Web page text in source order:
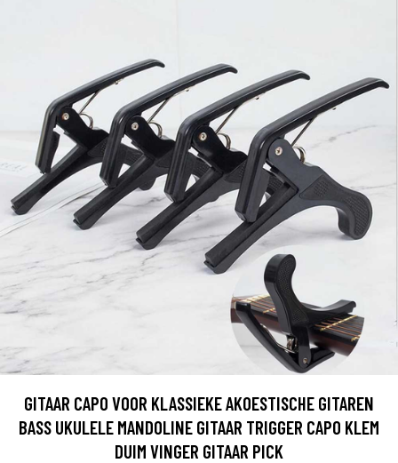
GITAAR CAPO VOOR KLASSIEKE AKOESTISCHE GITAREN
BASS UKULELE MANDOLINE GITAAR TRIGGER CAPO KLEM
DUIM VINGER GITAAR PICK